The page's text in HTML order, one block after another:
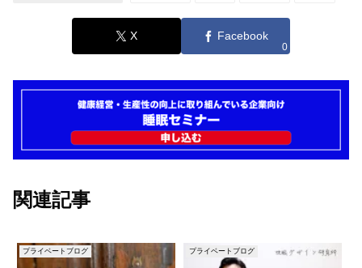
X Facebook
0
関連記事
プライベートブログ プライベートブログ